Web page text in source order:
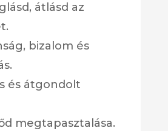
átlásd az
bizalom és
és átgondolt
megtapasztalása.